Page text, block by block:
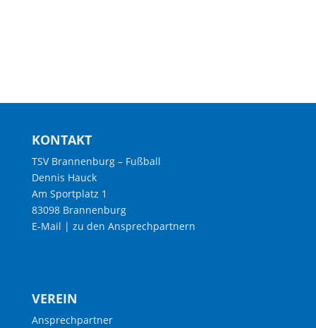
KONTAKT
TSV Brannenburg – Fußball
Dennis Hauck
Am Sportplatz 1
83098 Brannenburg
E-Mail | zu den Ansprechpartnern
VEREIN
Ansprechpartner